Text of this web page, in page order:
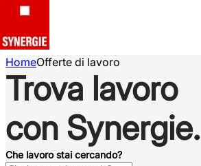
HomeOfferte di lavoro
Trova lavoro
con Synergie.
Che lavoro stai cercando?